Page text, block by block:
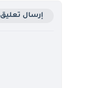
إرسال تعليق